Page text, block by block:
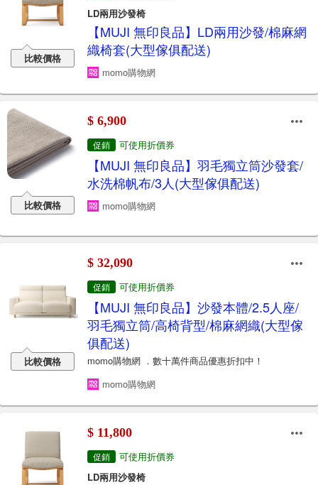
比較價格
LD兩用沙發椅
【MUJI 無印良品】LD兩用沙發/棉麻網
織椅套(大型傢俱配送)
momo購物網
比較價格
$ 6,900
促銷 可使用折價券
【MUJI 無印良品】羽毛獨立筒沙發套/
水洗棉帆布/3人(大型傢俱配送)
momo購物網
比較價格
$ 32,090
促銷 可使用折價券
【MUJI 無印良品】沙發本體/2.5人座/
羽毛獨立筒/高椅背型/棉麻網織(大型傢
俱配送)
momo購物網 ．數十萬件商品優惠折扣中！
momo購物網
$ 11,800
促銷
可使用折價券
LD兩用沙發椅